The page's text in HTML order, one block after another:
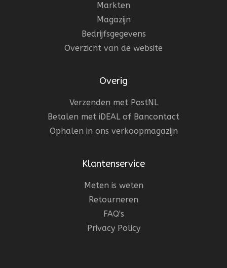
Markten
Magazijn
Bedrijfsgegevens
Overzicht van de website
Overig
Verzenden met PostNL
Betalen met iDEAL of Bancontact
Ophalen in ons verkoopmagazijn
Klantenservice
Meten is weten
Retourneren
FAQ's
Privacy Policy